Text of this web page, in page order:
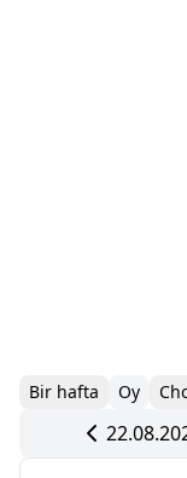
Bir hafta Oy